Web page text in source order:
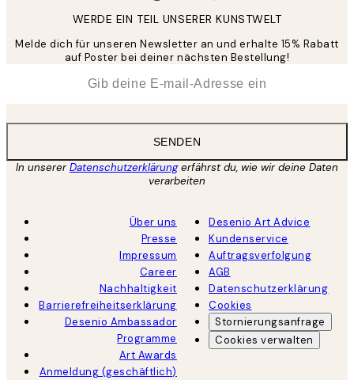
WERDE EIN TEIL UNSERER KUNSTWELT
Melde dich für unseren Newsletter an und erhalte 15% Rabatt
auf Poster bei deiner nächsten Bestellung!
SENDEN
In unsererDatenschutzerklärungerfährst du, wie wir deine Daten
verarbeiten
Über uns
Presse
Impressum
Career
Nachhaltigkeit
Barrierefreiheitserklärung
Desenio Ambassador
Programme
Art Awards
Anmeldung (geschäftlich)
Desenio Art Advice
Kundenservice
Auftragsverfolgung
AGB
Datenschutzerklärung
Cookies
Stornierungsanfrage
Cookies verwalten